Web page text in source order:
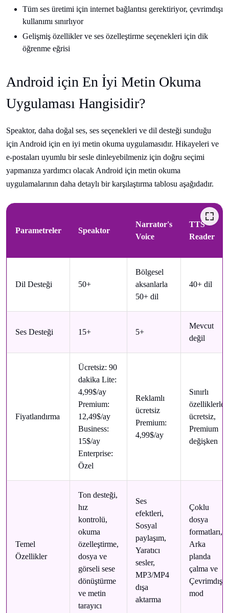
Tüm ses üretimi için internet bağlantısı gerektiriyor, çevrimdışı
kullanımı sınırlıyor
Gelişmiş özellikler ve ses özelleştirme seçenekleri için dik
öğrenme eğrisi
Android için En İyi Metin Okuma
Uygulaması Hangisidir?
Speaktor, daha doğal ses, ses seçenekleri ve dil desteği sunduğu
için Android için en iyi metin okuma uygulamasıdır. Hikayeleri ve
e-postaları uyumlu bir sesle dinleyebilmeniz için doğru seçimi
yapmanıza yardımcı olacak Android için metin okuma
uygulamalarının daha detaylı bir karşılaştırma tablosu aşağıdadır.
Parametreler Speaktor
Narrator's
Voice
TTS
Reader
Dil Desteği 50+
Bölgesel
aksanlarla
50+ dil
40+ dil
Ses Desteği 15+ 5+
Mevcut
değil
Fiyatlandırma
Ücretsiz: 90
dakika Lite:
4,99$/ay
Premium:
12,49$/ay
Business:
15$/ay
Enterprise:
Özel
Reklamlı
ücretsiz
Premium:
4,99$/ay
Sınırlı
özelliklerle
ücretsiz,
Premium
değişken
Temel
Özellikler
Ton desteği,
hız
kontrolü,
okuma
özelleştirme,
dosya ve
görseli sese
dönüştürme
ve metin
tarayıcı
Ses
efektleri,
Sosyal
paylaşım,
Yaratıcı
sesler,
MP3/MP4
dışa
aktarma
Çoklu
dosya
formatları,
Arka
planda
çalma ve
Çevrimdışı
mod